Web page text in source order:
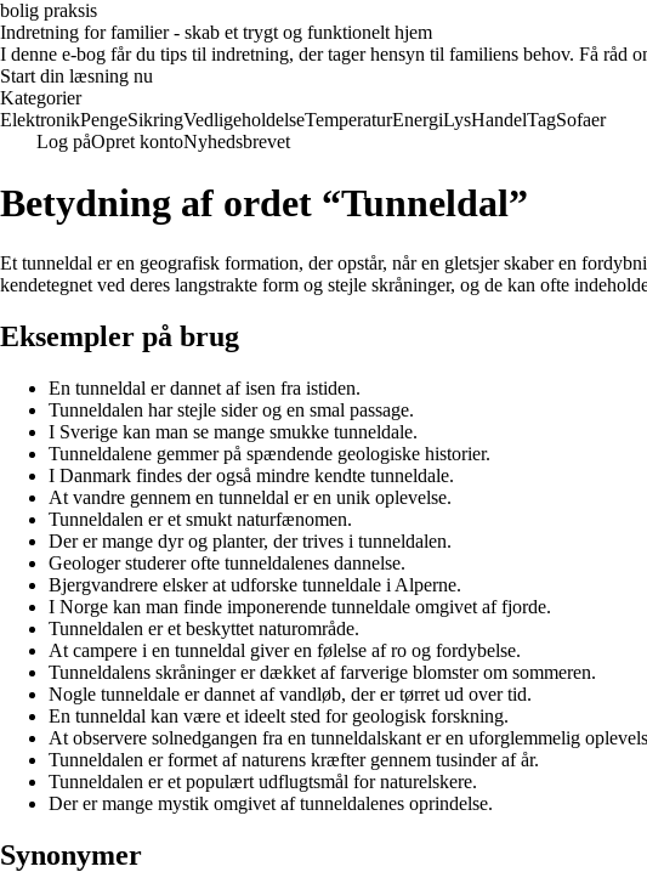
bolig praksis
Indretning for familier - skab et trygt og funktionelt hjem
I denne e-bog får du tips til indretning, der tager hensyn til familiens behov. Få råd
Start din læsning nu
Kategorier
ElektronikPengeSikringVedligeholdelseTemperaturEnergiLysHandelTagSofaer
Log påOpret kontoNyhedsbrevet
Betydning af ordet “Tunneldal”
Et tunneldal er en geografisk formation, der opstår, når en gletsjer skaber en
kendetegnet ved deres langstrakte form og stejle skråninger, og de kan ofte
Eksempler på brug
En tunneldal er dannet af isen fra istiden.
Tunneldalen har stejle sider og en smal passage.
I Sverige kan man se mange smukke tunneldale.
Tunneldalene gemmer på spændende geologiske historier.
I Danmark findes der også mindre kendte tunneldale.
At vandre gennem en tunneldal er en unik oplevelse.
Tunneldalen er et smukt naturfænomen.
Der er mange dyr og planter, der trives i tunneldalen.
Geologer studerer ofte tunneldalenes dannelse.
Bjergvandrere elsker at udforske tunneldale i Alperne.
I Norge kan man finde imponerende tunneldale omgivet af fjorde.
Tunneldalen er et beskyttet naturområde.
At campere i en tunneldal giver en følelse af ro og fordybelse.
Tunneldalens skråninger er dækket af farverige blomster om sommeren.
Nogle tunneldale er dannet af vandløb, der er tørret ud over tid.
En tunneldal kan være et ideelt sted for geologisk forskning.
At observere solnedgangen fra en tunneldalskant er en uforglemmelig
Tunneldalen er formet af naturens kræfter gennem tusinder af år.
Tunneldalen er et populært udflugtsmål for naturelskere.
Der er mange mystik omgivet af tunneldalenes oprindelse.
Synonymer